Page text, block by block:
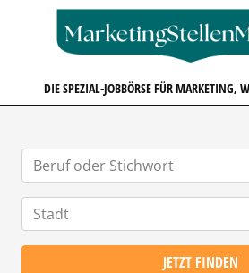
DIE SPEZIAL-JOBBÖRSE FÜR MARKETING,
JETZT FINDEN